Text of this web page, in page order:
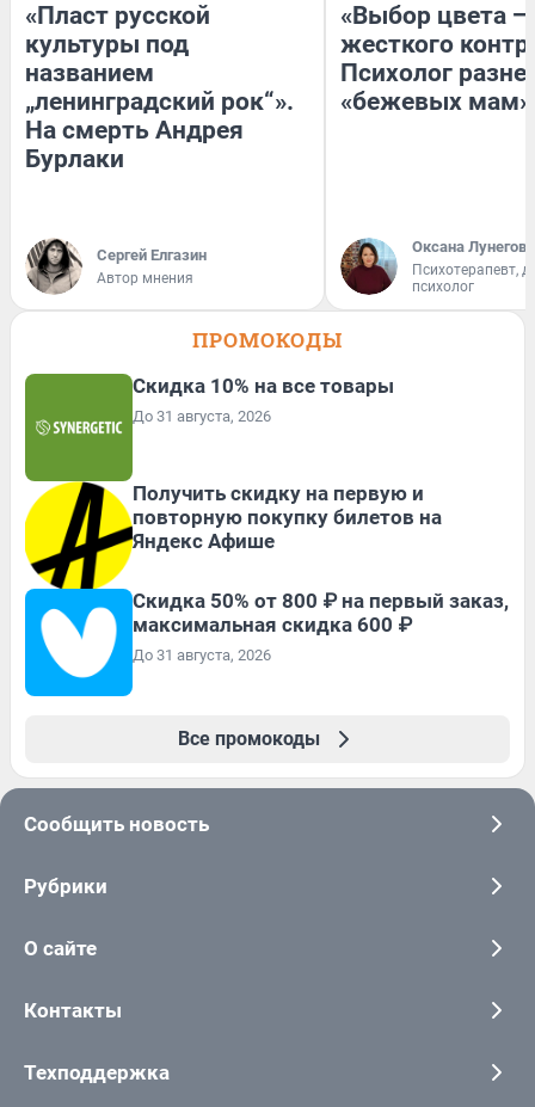
«Пласт русской
культуры под
названием
„ленинградский рок“».
На смерть Андрея
Бурлаки
Сергей Елгазин
Автор мнения
«Выбор цвета —
жесткого
Психолог
«бежевых мам»
Оксана Лунегова
Психотерапевт,
психолог
ПРОМОКОДЫ
Скидка 10% на все товары
До 31 августа, 2026
Получить скидку на первую и
повторную покупку билетов на
Яндекс Афише
Скидка 50% от 800 ₽ на первый заказ,
максимальная скидка 600 ₽
До 31 августа, 2026
Все промокоды
Сообщить новость
Рубрики
О сайте
Контакты
Техподдержка